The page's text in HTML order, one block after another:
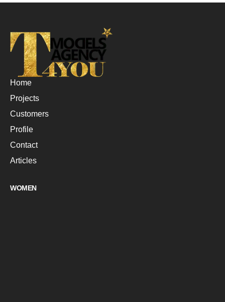
Home
Projects
Customers
Profile
Contact
Articles
WOMEN